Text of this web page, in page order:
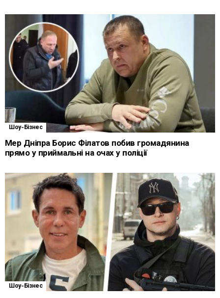
Шоу-Бізнес
Мер Дніпра Борис Філатов побив громадянина
прямо у приймальні на очах у поліції
Шоу-Бізнес